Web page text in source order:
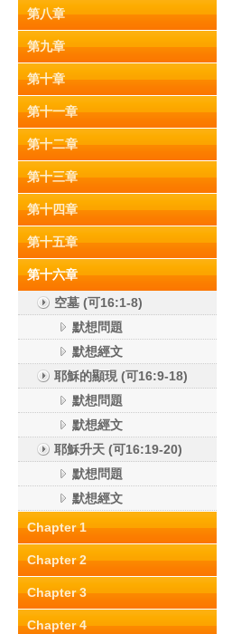
第八章
第九章
第十章
第十一章
第十二章
第十三章
第十四章
第十五章
第十六章
空墓 (可16:1-8)
默想問題
默想經文
耶穌的顯現 (可16:9-18)
默想問題
默想經文
耶穌升天 (可16:19-20)
默想問題
默想經文
Chapter 1
Chapter 2
Chapter 3
Chapter 4